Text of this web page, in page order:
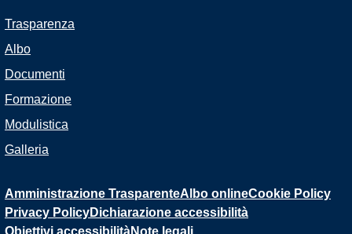
Trasparenza
Albo
Documenti
Formazione
Modulistica
Galleria
Amministrazione TrasparenteAlbo onlineCookie Policy
Privacy PolicyDichiarazione accessibilità
Obiettivi accessibilità Note legali